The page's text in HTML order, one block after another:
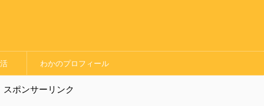
わかのプロフィール
スポンサーリンク